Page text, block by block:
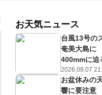
17
ミリ
18
0ミリ
お天気ニュース
台風13号の
奄美大島に
400mmに迫
2026.08.07
お盆休みの
響に要注意